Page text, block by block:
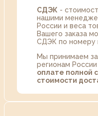
СДЭК -
нашими
России и веса
Вашего заказа
СДЭК по номеру
Мы принимаем
регионам России
оплате полной
стоимости